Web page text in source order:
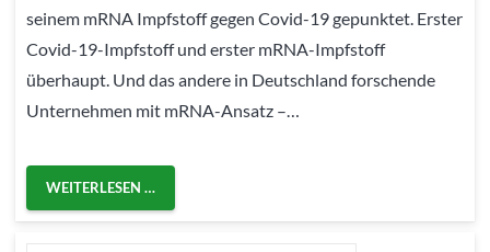
seinem mRNA Impfstoff gegen Covid-19 gepunktet. Erster
Covid-19-Impfstoff und erster mRNA-Impfstoff
überhaupt. Und das andere in Deutschland forschende
Unternehmen mit mRNA-Ansatz –…
WEITERLESEN …